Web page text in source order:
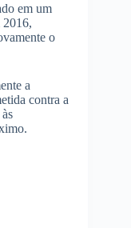
em um
2016,
o
a
contra a